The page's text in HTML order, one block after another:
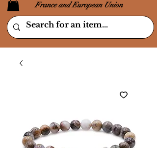
France and European Union